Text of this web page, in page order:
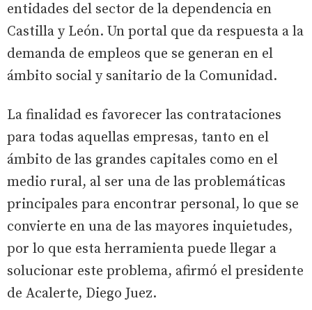
entidades del sector de la dependencia en
Castilla y León. Un portal que da respuesta a la
demanda de empleos que se generan en el
ámbito social y sanitario de la Comunidad.
La finalidad es favorecer las contrataciones
para todas aquellas empresas, tanto en el
ámbito de las grandes capitales como en el
medio rural, al ser una de las problemáticas
principales para encontrar personal, lo que se
convierte en una de las mayores inquietudes,
por lo que esta herramienta puede llegar a
solucionar este problema, afirmó el presidente
de Acalerte, Diego Juez.